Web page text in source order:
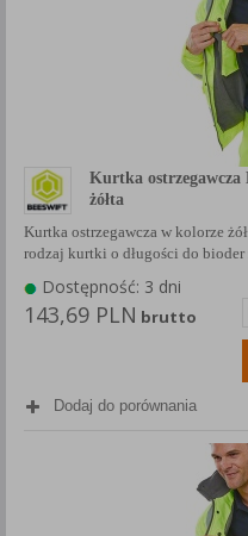
Kurtka
żółta
Kurtka ostrzegawcza w kolorze
rodzaj kurtki o długości do bioder
Dostępność: 3 dni
143,69 PLN brutto
Dodaj do porównania